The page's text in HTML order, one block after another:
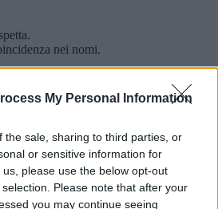
My Personal Information
the sale, sharing to third parties, or
or sensitive information for
please use the below opt-out
Please note that after your
you may continue seeing